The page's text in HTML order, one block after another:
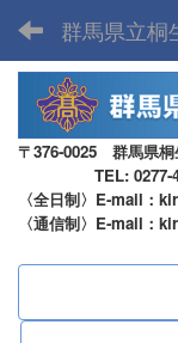
群馬県立桐
〒376-0025 群馬県桐
TEL: 0277-45-
〈全日制〉E-mail：
〈通信制〉E-mail：